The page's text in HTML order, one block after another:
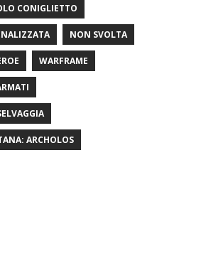
CONIGLIETTO
NON SVOLTA
WARFRAME
ARCHOLOS